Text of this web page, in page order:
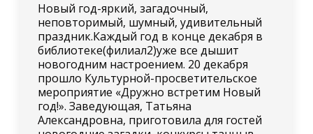
Новый год-яркий, загадочный,
неповторимый, шумный, удивительный
праздник.Каждый год в конце декабря в
библиотеке(филиал2)уже все дышит
новогодним настроением. 20 декабря
прошло Культурной-просветительское
мероприятие «Дружно встретим Новый
год!». Заведующая, Татьяна
Александровна, приготовила для гостей